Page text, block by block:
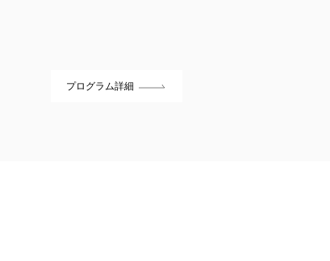
プログラム詳細